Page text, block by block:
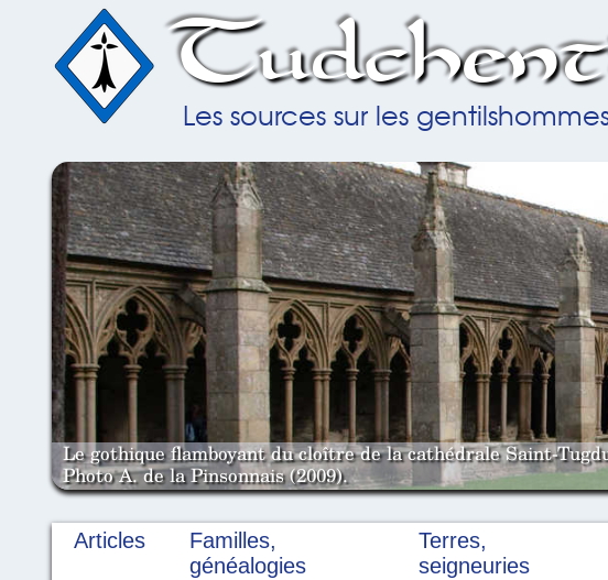
Les sources sur les
Le gothique flamboyant du cloître de la cathédrale Saint-
Photo A. de la Pinsonnais (2009).
Articles
Familles,
généalogies
Terres,
seigneuries